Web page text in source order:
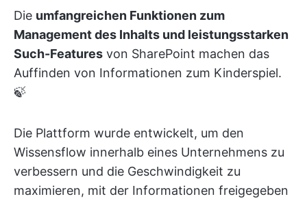
Die umfangreichen Funktionen zum
Management des Inhalts und leistungsstarken
Such-Features von SharePoint machen das
Auffinden von Informationen zum Kinderspiel.
🍃
Die Plattform wurde entwickelt, um den
Wissensflow innerhalb eines Unternehmens zu
verbessern und die Geschwindigkeit zu
maximieren, mit der Informationen freigegeben